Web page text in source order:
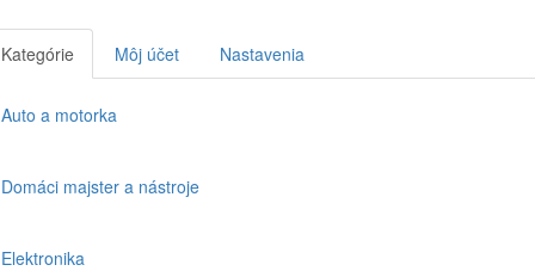
Kategórie Môj účet Nastavenia
Auto a motorka
Domáci majster a nástroje
Elektronika